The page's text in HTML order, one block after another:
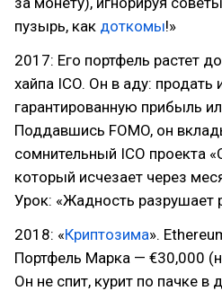
пузырь, как доткомы!»
2017: Его портфель растет
хайпа ICO. Он в аду: продать
гарантированную прибыль
Поддавшись FOMO, он
сомнительный ICO проекта
который исчезает через
Урок: «Жадность разрушает
2018: «Криптозима».
Портфель Марка — €30,000
Он не спит, курит по пачке в